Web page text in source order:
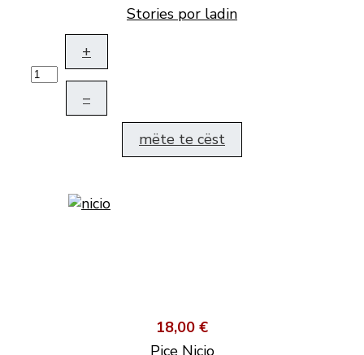
Stories por ladin
+
–
mëte te cëst
18,00 €
Pice Nicio